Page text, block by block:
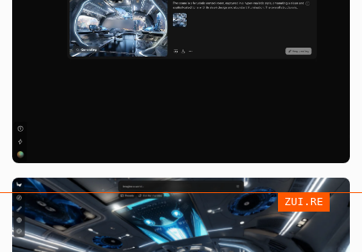
ZUI.RE